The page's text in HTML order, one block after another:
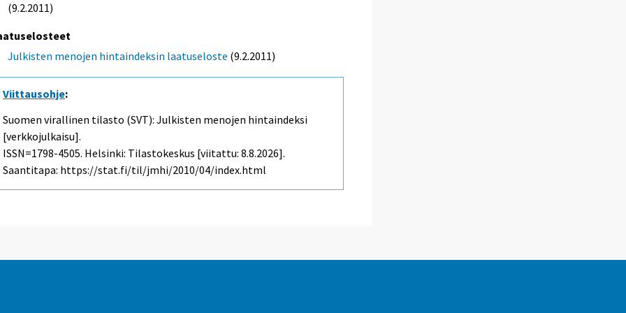
(9.2.2011)
Julkisten menojen hintaindeksin laatuseloste (9.2.2011)
Viittausohje:
Suomen virallinen tilasto (SVT): Julkisten menojen hintaindeksi
[verkkojulkaisu].
ISSN=1798-4505. Helsinki: Tilastokeskus [viitattu: 8.8.2026].
Saantitapa: https://stat.fi/til/jmhi/2010/04/index.html